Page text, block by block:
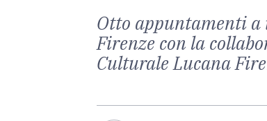
Otto appuntamenti a
Firenze con la
Culturale Lucana